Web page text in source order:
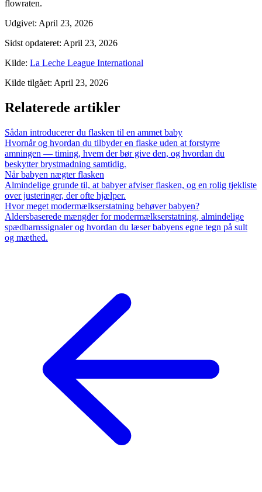
flowraten.
Udgivet: April 23, 2026
Sidst opdateret: April 23, 2026
Kilde: La Leche League International
Kilde tilgået: April 23, 2026
Relaterede artikler
Sådan introducerer du flasken til en ammet baby
Hvornår og hvordan du tilbyder en flaske uden at forstyrre
amningen — timing, hvem der bør give den, og hvordan du
beskytter brystmadning samtidig.
Når babyen nægter flasken
Almindelige grunde til, at babyer afviser flasken, og en rolig tjekliste
over justeringer, der ofte hjælper.
Hvor meget modermælkserstatning behøver babyen?
Aldersbaserede mængder for modermælkserstatning, almindelige
spædbarnssignaler og hvordan du læser babyens egne tegn på sult
og mæthed.